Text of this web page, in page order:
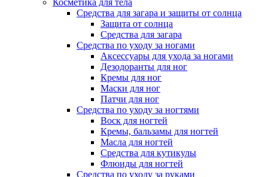
Косметика для тела
Средства для загара и защиты от солнца
Защита от солнца
Средства для загара
Средства по уходу за ногами
Аксессуары для ухода за ногами
Дезодоранты для ног
Кремы для ног
Маски для ног
Патчи для ног
Средства по уходу за ногтями
Воск для ногтей
Кремы, бальзамы для ногтей
Масла для ногтей
Средства для кутикулы
Флюиды для ногтей
Средства по уходу за руками